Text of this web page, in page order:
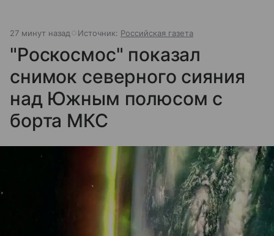
27 минут назад Источник: Российская газета
"Роскосмос" показал
снимок северного сияния
над Южным полюсом с
борта МКС